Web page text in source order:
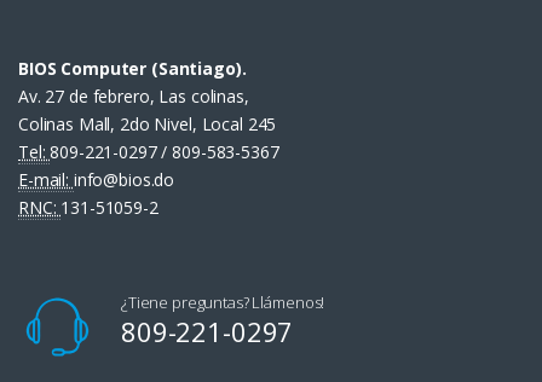
BIOS Computer (Santiago).
Av. 27 de febrero, Las colinas,
Colinas Mall, 2do Nivel, Local 245
Tel:809-221-0297 / 809-583-5367
E-mail: info@bios.do
RNC: 131-51059-2
¿Tiene preguntas? Llámenos!
809-221-0297